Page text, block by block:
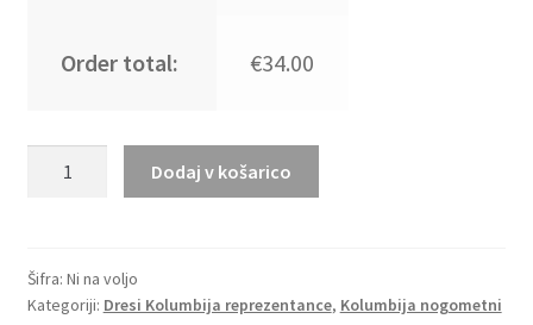
Order total: €34.00
SP
2026
Dodaj v košarico
Šifra: Ni na voljo
Kategoriji: Dresi Kolumbija reprezentance, Kolumbija nogometni